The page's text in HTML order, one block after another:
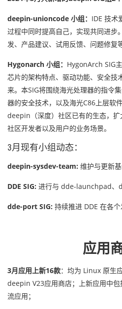
deepin-unioncode 小组： IDE 技术
过程中同时提高自己，实现共同进步
发、产品建议、试用反馈、问题修复等
Hygonarch 小组： HygonArch SIG
芯片的架构特点、驱动功能、安全技
来。本SIG将围绕海光处理器的指令
器的安全技术，以及海光C86上层软
deepin（深度）社区已有的生态，
社区开发者以及用户的业务场景。
3月现有小组动态：
deepin-sysdev-team: 维护与更新
DDE SIG: 进行与 dde-launchpad、
dde-port SIG: 持续推进 DDE 在各
应用
3月应用上新16款：均为 Linux 原生
deepin V23应用商店；上新应用中包
流应用；